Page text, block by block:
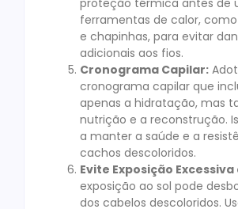
proteção térmica antes de
ferramentas de calor,
e chapinhas, para evitar
adicionais aos fios.
Cronograma Capilar:
cronograma capilar que
apenas a hidratação, mas
nutrição e a reconstrução.
a manter a saúde e a
cachos descoloridos.
Evite Exposição Excessiva
exposição ao sol pode
dos cabelos descoloridos.